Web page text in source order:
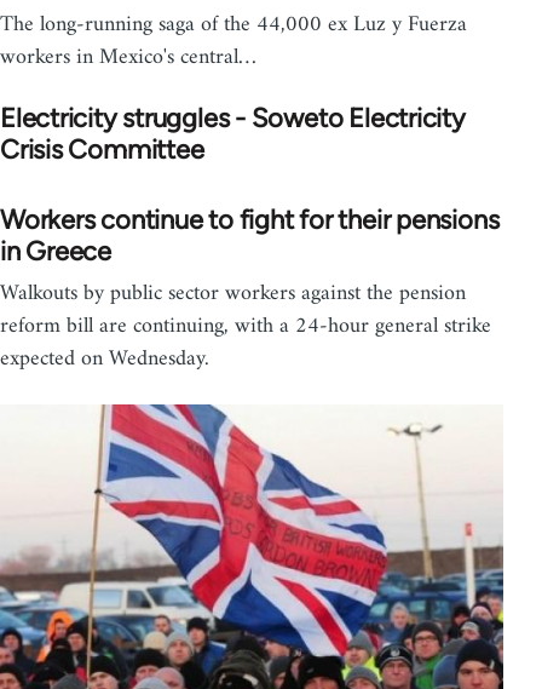
The long-running saga of the 44,000 ex Luz y Fuerza
workers in Mexico's central…
Electricity struggles - Soweto Electricity
Crisis Committee
Workers continue to fight for their pensions
in Greece
Walkouts by public sector workers against the pension
reform bill are continuing, with a 24-hour general strike
expected on Wednesday.